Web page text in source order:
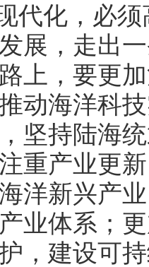
代化，必
展，走出
上，要更
动海洋科
坚持陆海
重产业更
洋新兴产
业体系；
，建设可